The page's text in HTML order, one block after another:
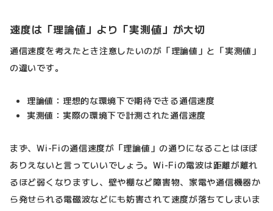
速度は「理論値」より「実測値」が大切
通信速度を考えたとき注意したいのが「理論値」と「実測値」
の違いです。
理論値：理想的な環境下で期待できる通信速度
実測値：実際の環境下で計測された通信速度
まず、Wi-Fiの通信速度が「理論値」の通りになることはほぼ
ありえないと言っていいでしょう。Wi-Fiの電波は距離が離れ
るほど弱くなりますし、壁や棚など障害物、家電や通信機器か
ら発せられる電磁波などにも妨害されて速度が落ちてしまいま